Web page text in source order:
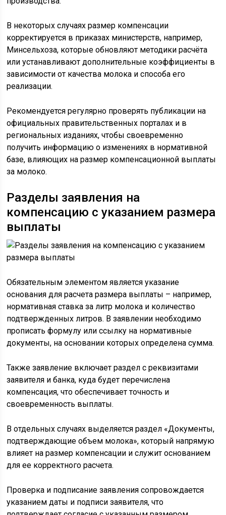
В некоторых случаях размер компенсации
корректируется в приказах министерств, например,
Минсельхоза, которые обновляют методики расчёта
или устанавливают дополнительные коэффициенты в
зависимости от качества молока и способа его
реализации.
Рекомендуется регулярно проверять публикации на
официальных правительственных порталах и в
региональных изданиях, чтобы своевременно
получить информацию о изменениях в нормативной
базе, влияющих на размер компенсационной выплаты
за молоко.
Разделы заявления на
компенсацию с указанием размера
выплаты
Обязательным элементом является указание
основания для расчета размера выплаты – например,
нормативная ставка за литр молока и количество
подтвержденных литров. В заявлении необходимо
прописать формулу или ссылку на нормативные
документы, на основании которых определена сумма.
Также заявление включает раздел с реквизитами
заявителя и банка, куда будет перечислена
компенсация, что обеспечивает точность и
своевременность выплаты.
В отдельных случаях выделяется раздел «Документы,
подтверждающие объем молока», который напрямую
влияет на размер компенсации и служит основанием
для ее корректного расчета.
Проверка и подписание заявления сопровождается
указанием даты и подписи заявителя, что